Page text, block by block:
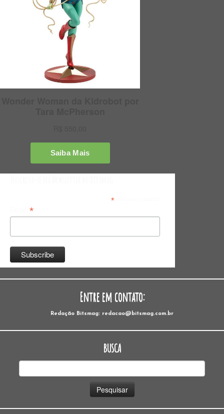
*indicates required
*
Entre em contato:
Redação Bitsmag: redacao@bitsmag.com.br
BUSCA